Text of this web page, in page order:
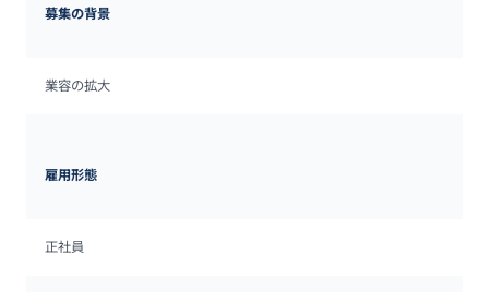
募集の背景
業容の拡大
雇用形態
正社員